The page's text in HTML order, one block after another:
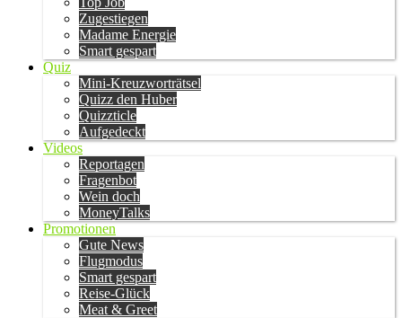
Zugestiegen
Madame Energie
Smart gespart
Quiz
Mini-Kreuzworträtsel
Quizz den Huber
Quizzticle
Aufgedeckt
Videos
Reportagen
Fragenbot
Wein doch
MoneyTalks
Promotionen
Gute News
Flugmodus
Smart gespart
Reise-Glück
Meat & Greet